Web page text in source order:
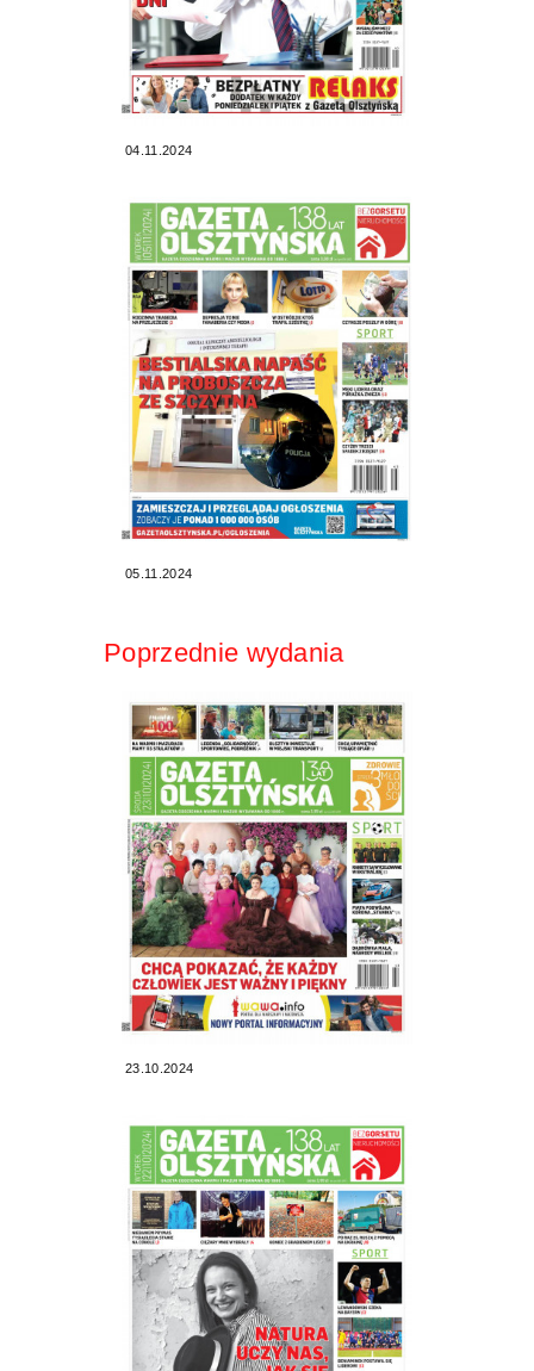
04.11.2024
05.11.2024
Poprzednie wydania
23.10.2024